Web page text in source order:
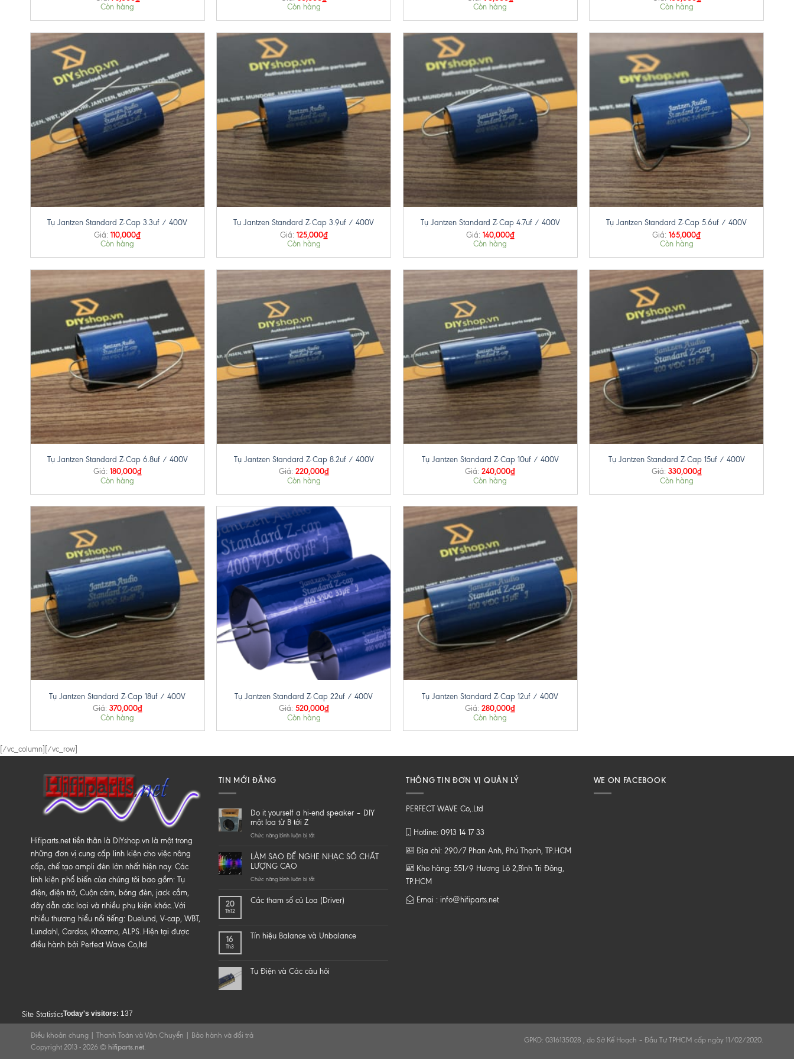
Còn hàng Còn hàng Còn hàng Còn hàng
+
Tụ Jantzen Standard Z-Cap 3.3uf / 400V
Giá: 110,000₫
Còn hàng
+
Tụ Jantzen Standard Z-Cap 3.9uf / 400V
Giá: 125,000₫
Còn hàng
Tụ Jantzen Standard Z-Cap 4.7uf / 400V
Giá: 140,000₫
Còn hàng
+
Tụ Jantzen Standard Z-Cap 5.6uf / 400V
Giá: 165,000₫
Còn hàng
+
Tụ Jantzen Standard Z-Cap 6.8uf / 400V
Giá: 180,000₫
Còn hàng
+
Tụ Jantzen Standard Z-Cap 8.2uf / 400V
Giá: 220,000₫
Còn hàng
+
Tụ Jantzen Standard Z-Cap 10uf / 400V
Giá: 240,000₫
Còn hàng
+
Tụ Jantzen Standard Z-Cap 15uf / 400V
Giá: 330,000₫
Còn hàng
+
Tụ Jantzen Standard Z-Cap 18uf / 400V
Giá: 370,000₫
Còn hàng
Tụ Jantzen Standard Z-Cap 22uf / 400V
Giá: 520,000₫
Còn hàng
+
Tụ Jantzen Standard Z-Cap 12uf / 400V
Giá: 280,000₫
Còn hàng
[/vc_column][/vc_row]
Hifiparts.net tiền thân là DIYshop.vn là một trong
những đơn vị cung cấp linh kiện cho việc nâng
cấp, chế tạo ampli đèn lớn nhất hiện nay. Các
linh kiện phổ biến của chúng tôi bao gồm: Tụ
điện, điện trở, Cuộn cảm, bóng đèn, jack cắm,
dây dẫn các loại và nhiều phụ kiện khác..Với
nhiều thương hiểu nổi tiếng: Duelund, V-cap, WBT,
Lundahl, Cardas, Khozmo, ALPS..Hiện tại được
điều hành bởi Perfect Wave Co,ltd
TIN MỚI ĐĂNG
Do it yourself a hi-end speaker – DIY
một loa từ B tới Z
Chức năng bình luận bị tắtở
it
yourself
hi-
speaker
loa
LÀM SAO ĐỂ NGHE NHẠC SỐ CHẤT
LƯỢNG CAO
Chức năng bình luận bị tắtở
SAO
ĐỂ
SỐ
CHẤT
20
Th12
Các tham số củ Loa (Driver)
16
Th3
Tín hiệu Balance và Unbalance
Tụ Điện và Các câu hỏi
THÔNG TIN ĐƠN VỊ QUẢN LÝ
PERFECT WAVE Co,.Ltd
Hotline: 0913 14 17 33
Địa chỉ: 290/7 Phan Anh, Phú Thạnh, TP.HCM
Kho hàng: 551/9 Hương Lộ 2,Bình Trị Đông,
TP.HCM
Emai : info@hifiparts.net
WE ON FACEBOOK
Site StatisticsToday's visitors: 137
GPKD: 0316135028 , do Sở Kế Hoạch – Đầu Tư TPHCM cấp ngày 11/02/2020.
Điều khoản chung Thanh Toán và Vận Chuyển
Bảo hành và đổi trả
Copyright 2013 - 2026 © hifiparts.net.